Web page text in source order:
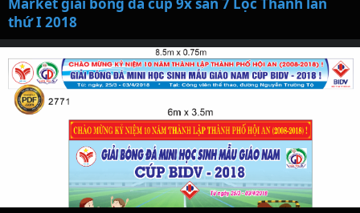
thứ I 2018